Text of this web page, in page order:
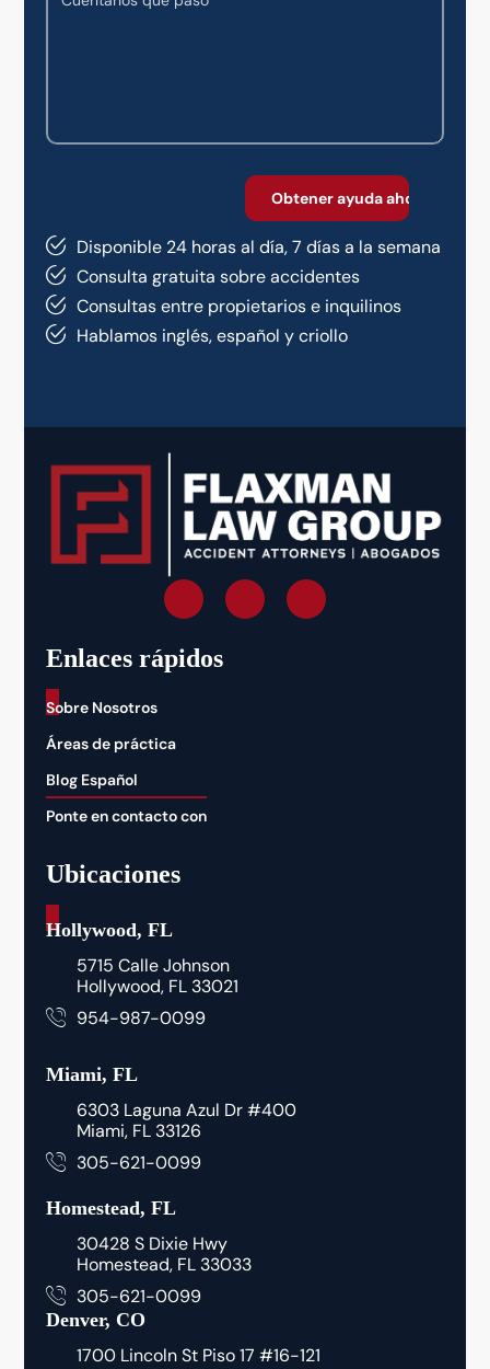
Disponible 24 horas al día, 7 días a la semana
Consulta gratuita sobre accidentes
Consultas entre propietarios e inquilinos
Hablamos inglés, español y criollo
Enlaces rápidos
_
Sobre Nosotros
Áreas de práctica
Blog Español
Ponte en contacto con
Ubicaciones
_
Hollywood, FL
5715 Calle Johnson
Hollywood, FL 33021
954-987-0099
Miami, FL
6303 Laguna Azul Dr #400
Miami, FL 33126
305-621-0099
Homestead, FL
30428 S Dixie Hwy
Homestead, FL 33033
305-621-0099
Denver, CO
1700 Lincoln St Piso 17 #16-121